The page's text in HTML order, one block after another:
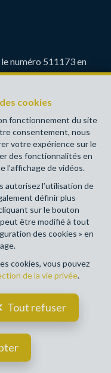
cookies
fonctionnement du site
consentement, nous
votre expérience sur le
des fonctionnalités en
l’affichage de vidéos.
autorisez l’utilisation de
définir plus
sur le bouton
être modifié à tout
des cookies » en
cookies, vous pouvez
de la vie privée.
Tout refuser
numéro 511173 en
professionnel des
- Soumis au
l’ IPI
via AXA Belgium SA,
police n° 730390160.
réalisées en Belgique
AND DEVELOPED BY